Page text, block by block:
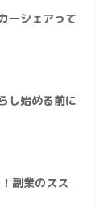
ーシェアって
し始める前に
副業のスス